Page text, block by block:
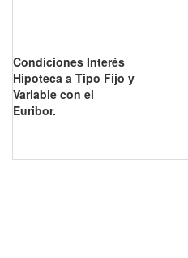
Condiciones Interés
Hipoteca a Tipo Fijo y
Variable con el
Euribor.